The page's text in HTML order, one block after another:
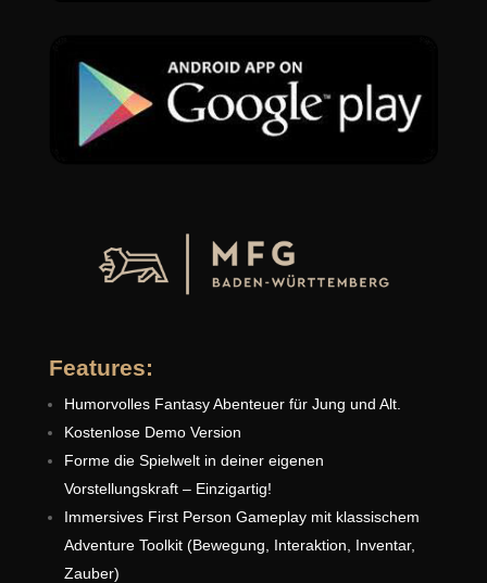
Features:
Humorvolles Fantasy Abenteuer für Jung und Alt.
Kostenlose Demo Version
Forme die Spielwelt in deiner eigenen
Vorstellungskraft – Einzigartig!
Immersives First Person Gameplay mit klassischem
Adventure Toolkit (Bewegung, Interaktion, Inventar,
Zauber)